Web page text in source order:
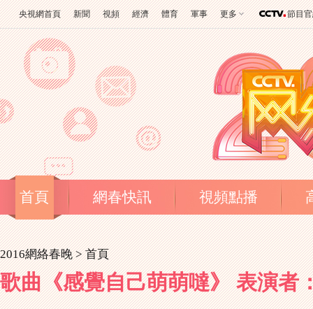
央視網首頁 新聞 視頻 經濟 體育 軍事 更多 節目
首頁 網春快訊 視頻點播
2016網絡春晚 >首頁
歌曲《感覺自己萌萌噠》 表演者